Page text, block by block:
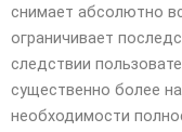
снимает абсолютно
ограничивает
следствии
существенно более
необходимости